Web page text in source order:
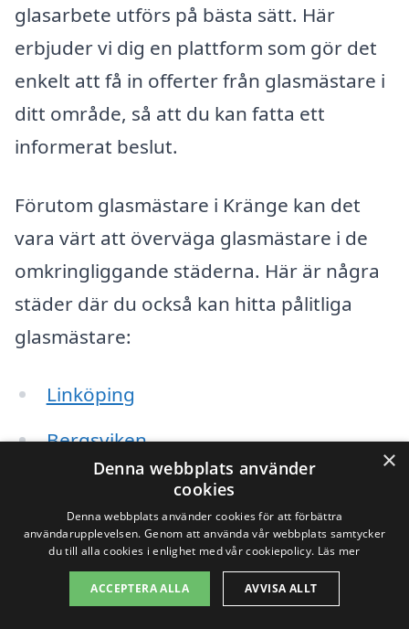
glasarbete utförs på bästa sätt. Här
erbjuder vi dig en plattform som gör det
enkelt att få in offerter från glasmästare i
ditt område, så att du kan fatta ett
informerat beslut.
Förutom glasmästare i Kränge kan det
vara värt att överväga glasmästare i de
omkringliggande städerna. Här är några
städer där du också kan hitta pålitliga
glasmästare:
Linköping
Bergsviken
Mjölby
Vadstena
×
Denna webbplats använder
cookies
Denna webbplats använder cookies för att förbättra
användarupplevelsen. Genom att använda vår webbplats samtycker
du till alla cookies i enlighet med vår cookiepolicy. Läs mer
ACCEPTERA ALLA AVVISA ALLT